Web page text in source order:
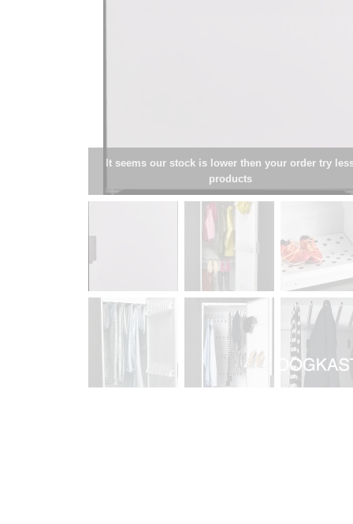
It seems our stock is lower then your order try
products